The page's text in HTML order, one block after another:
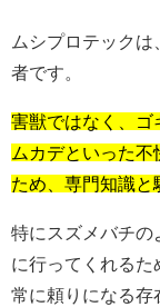
ムシプロテック
者です。
害獣ではなく、ゴ
ムカデといった
ため、専門知識と
特にスズメバチの
に行ってくれる
常に頼りになる存